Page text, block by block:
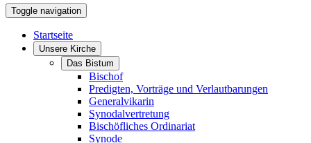
Toggle navigation
Startseite
Unsere Kirche
Das Bistum
Bischof
Predigten, Vorträge und Verlautbarungen
Generalvikarin
Synodalvertretung
Bischöfliches Ordinariat
Synode